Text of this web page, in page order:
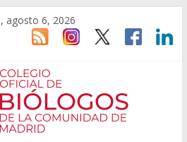
agosto 6, 2026